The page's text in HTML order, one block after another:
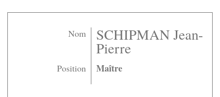
Nom SCHIPMAN Jean-
Pierre
Position Maître